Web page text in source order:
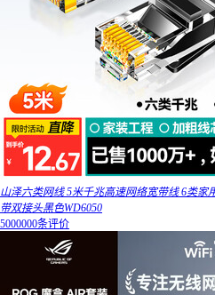
山泽六类网线 5米千兆高速网络宽带线 6类家
带双接头黑色WD6050
5000000条评价